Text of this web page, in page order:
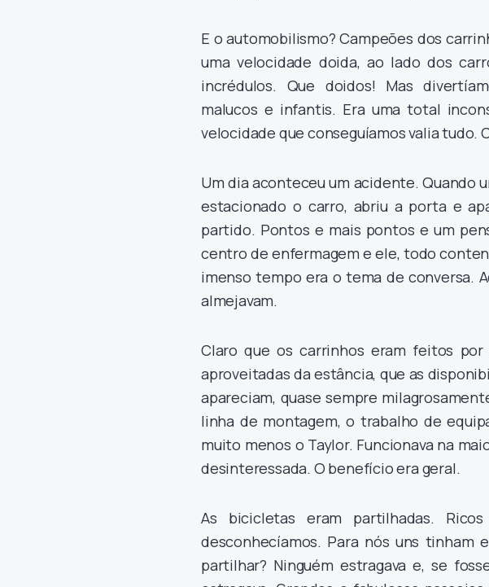
E o automobilismo? Campeões dos
uma velocidade doida, ao lado dos
incrédulos. Que doidos! Mas
malucos e infantis. Era uma total
velocidade que conseguíamos valia tudo.
Um dia aconteceu um acidente. Quando
estacionado o carro, abriu a porta e
partido. Pontos e mais pontos e um
centro de enfermagem e ele, todo
imenso tempo era o tema de conversa.
almejavam.
Claro que os carrinhos eram feitos por
aproveitadas da estância, que as
apareciam, quase sempre
linha de montagem, o trabalho de
muito menos o Taylor. Funcionava na
desinteressada. O benefício era geral.
As bicicletas eram partilhadas.
desconhecíamos. Para nós uns tinham
partilhar? Ninguém estragava e, se